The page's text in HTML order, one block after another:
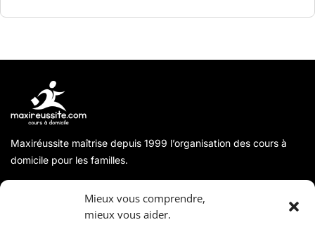
Mieux vous comprendre,
mieux vous aider.
Maxiréussite maîtrise depuis 1999 l’organisation des cours à
domicile pour les familles.